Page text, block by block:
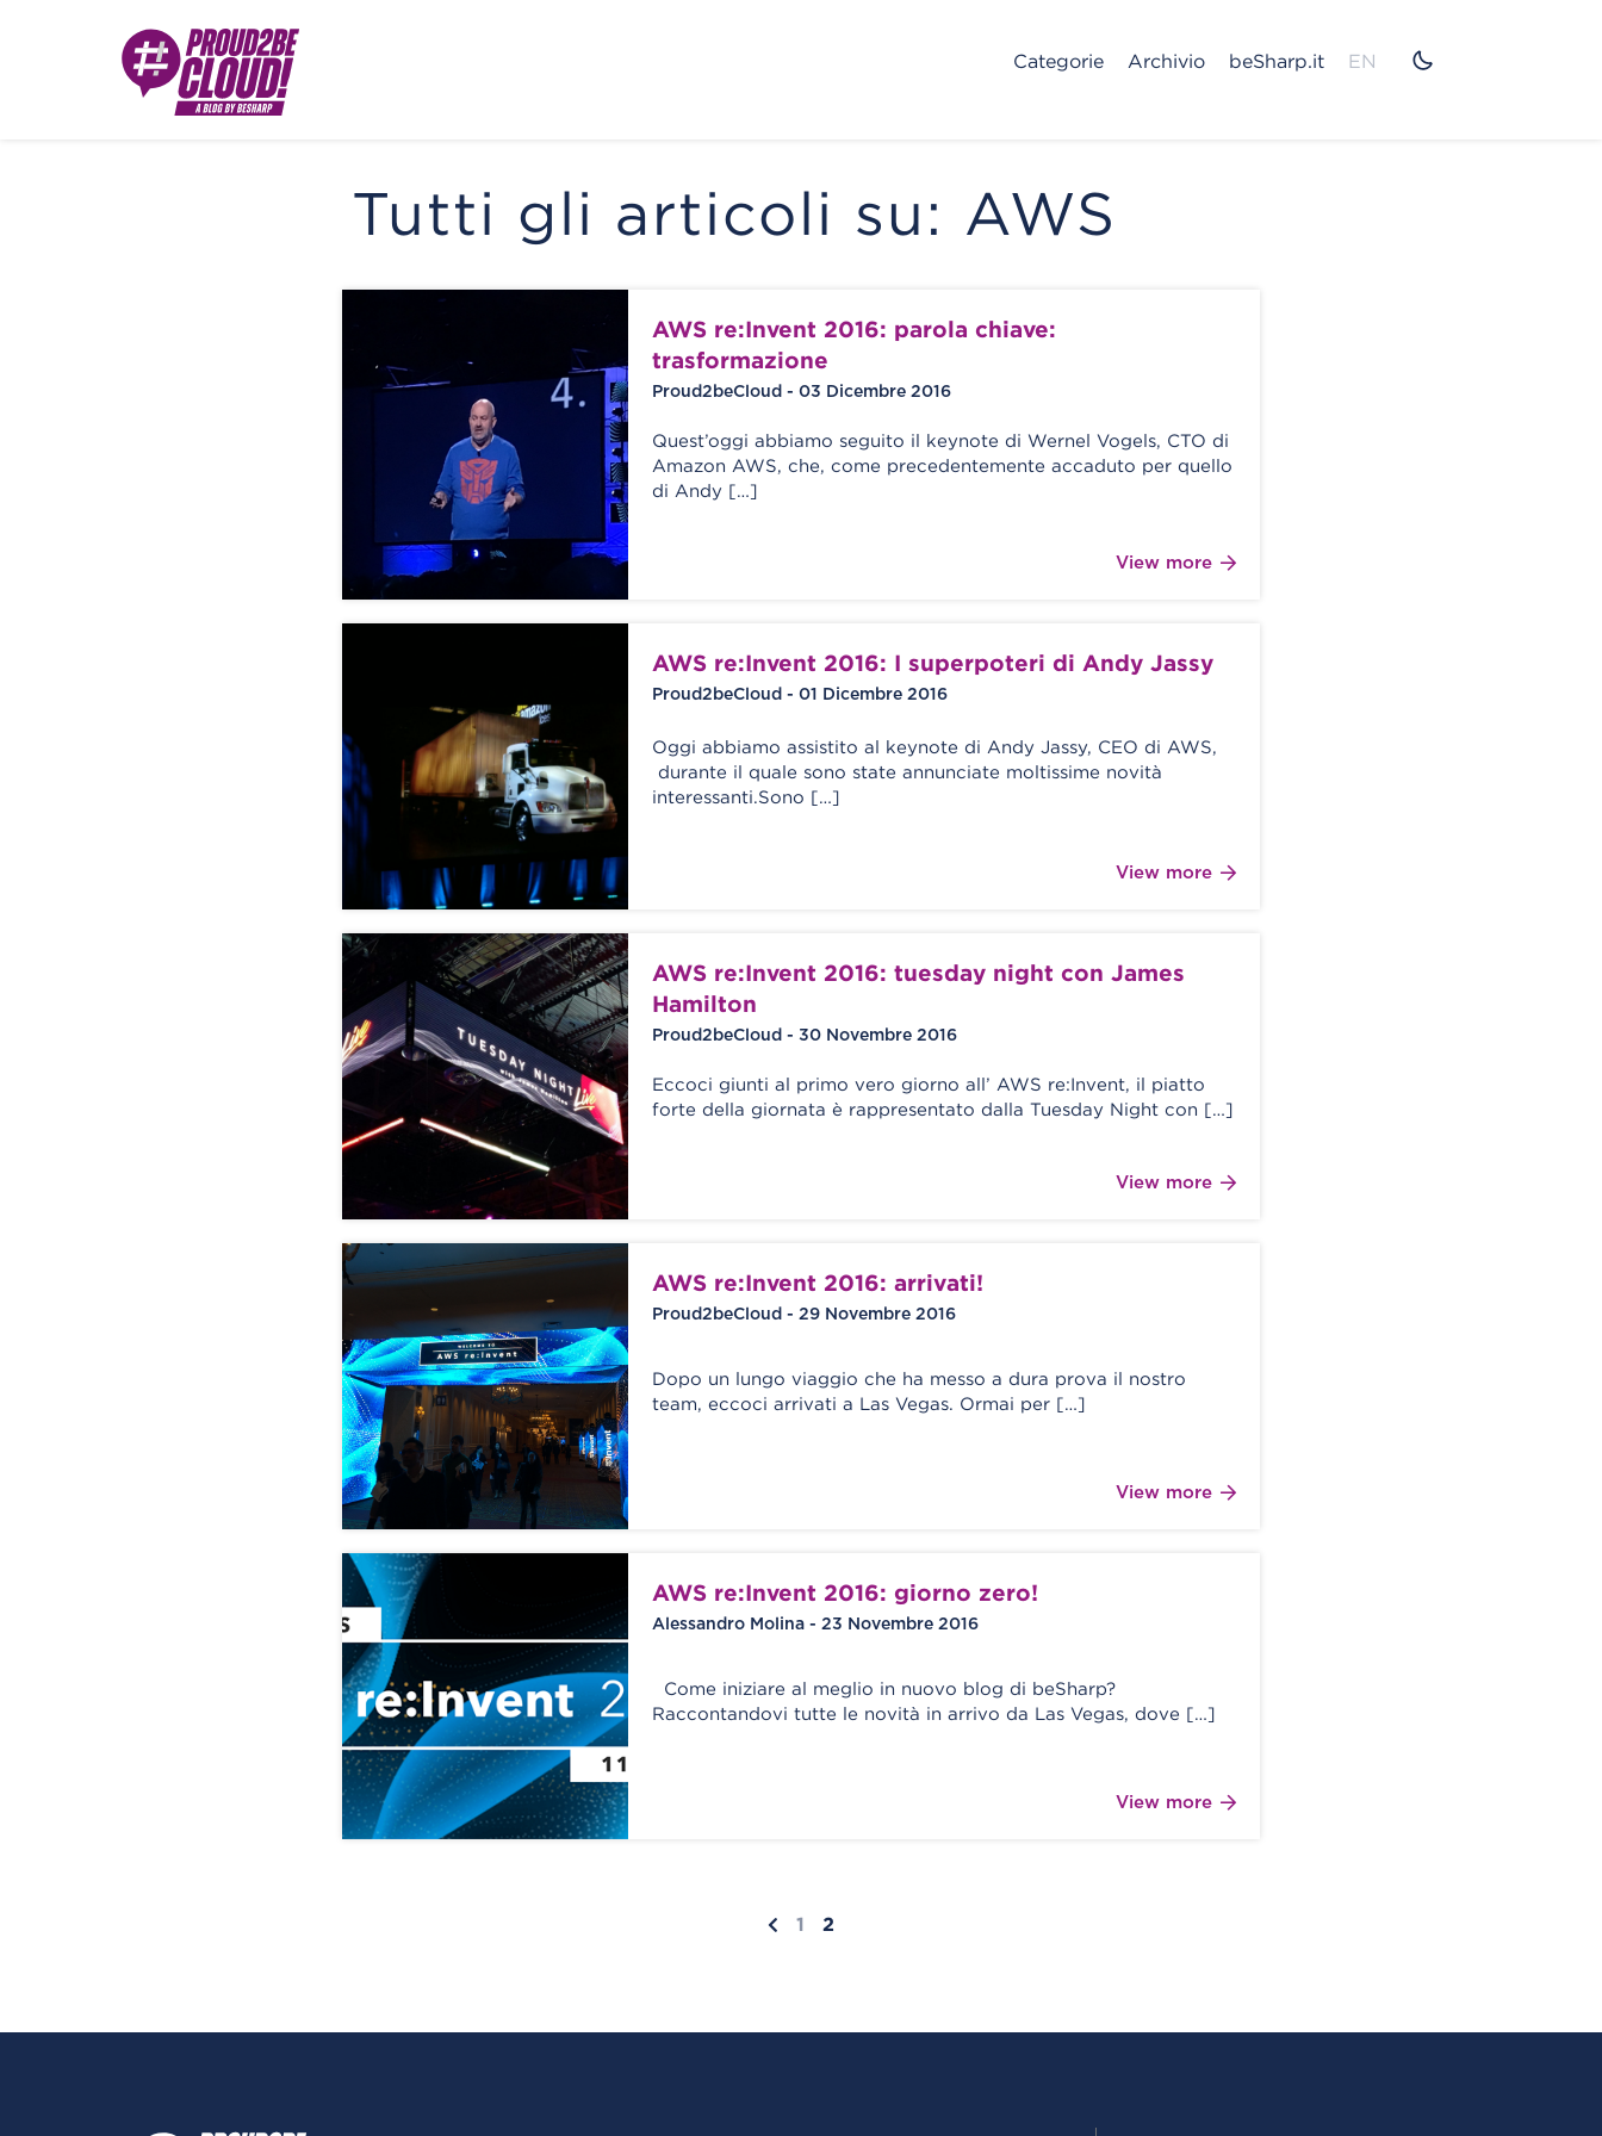
Categorie Archivio beSharp.it EN
Tutti gli articoli su: AWS
AWS re:Invent 2016: parola chiave:
trasformazione
Proud2beCloud - 03 Dicembre 2016
Quest’oggi abbiamo seguito il keynote di Wernel Vogels, CTO di
Amazon AWS, che, come precedentemente accaduto per quello
di Andy […]
View more
AWS re:Invent 2016: I superpoteri di Andy Jassy
Proud2beCloud - 01 Dicembre 2016
Oggi abbiamo assistito al keynote di Andy Jassy, CEO di AWS,
durante il quale sono state annunciate moltissime novità
interessanti.Sono […]
View more
AWS re:Invent 2016: tuesday night con James
Hamilton
Proud2beCloud - 30 Novembre 2016
Eccoci giunti al primo vero giorno all’ AWS re:Invent, il piatto
forte della giornata è rappresentato dalla Tuesday Night con […]
View more
AWS re:Invent 2016: arrivati!
Proud2beCloud - 29 Novembre 2016
Dopo un lungo viaggio che ha messo a dura prova il nostro
team, eccoci arrivati a Las Vegas. Ormai per […]
View more
AWS re:Invent 2016: giorno zero!
Alessandro Molina - 23 Novembre 2016
Come iniziare al meglio in nuovo blog di beSharp?
Raccontandovi tutte le novità in arrivo da Las Vegas, dove […]
View more
1 2